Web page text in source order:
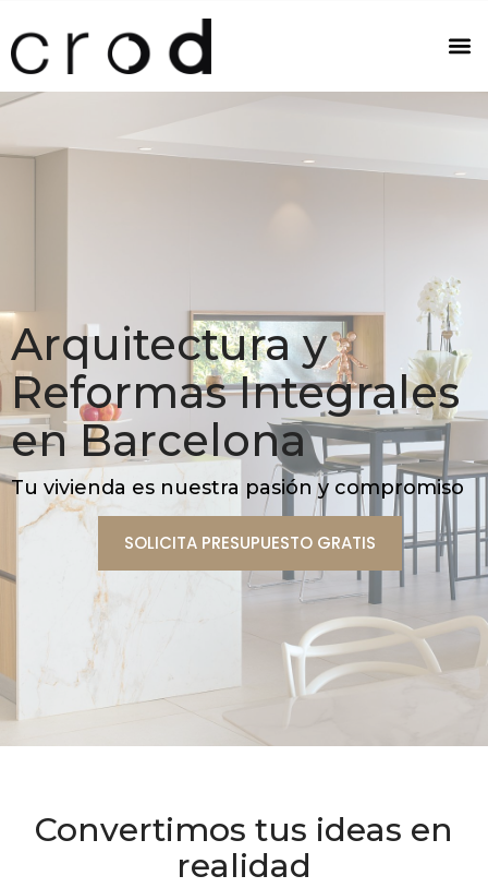
Arquitectura y
Reformas Integrales
en Barcelona
Tu vivienda es nuestra pasión y compromiso
SOLICITA PRESUPUESTO GRATIS
Convertimos tus ideas en
realidad